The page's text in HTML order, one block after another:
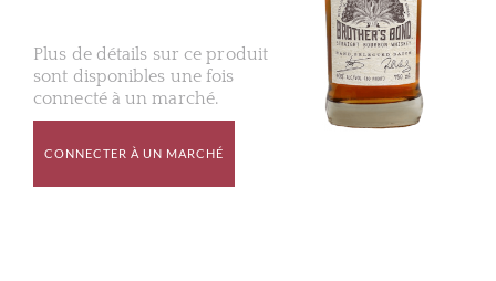
Plus de détails sur ce produit
sont disponibles une fois
connecté à un marché.
CONNECTER À UN MARCHÉ